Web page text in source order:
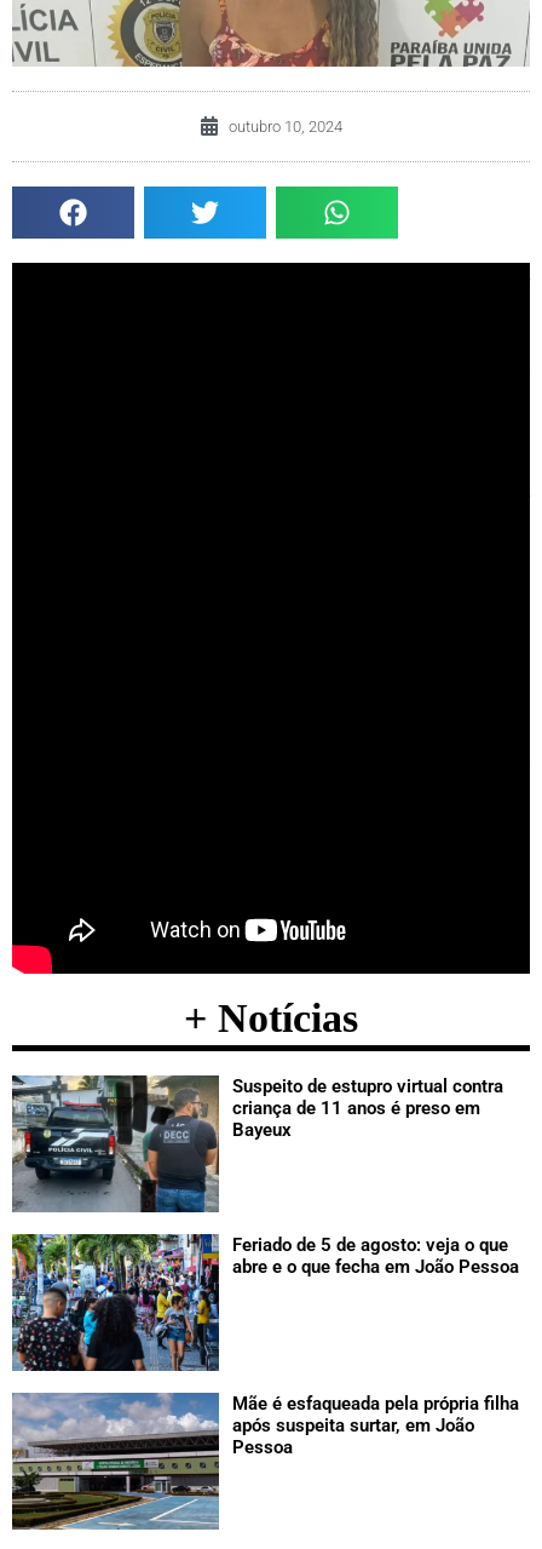
outubro 10, 2024
Post Views:
+ Notícias
Suspeito de estupro virtual contra
criança de 11 anos é preso em
Bayeux
Feriado de 5 de agosto: veja o que
abre e o que fecha em João Pessoa
Mãe é esfaqueada pela própria filha
após suspeita surtar, em João
Pessoa